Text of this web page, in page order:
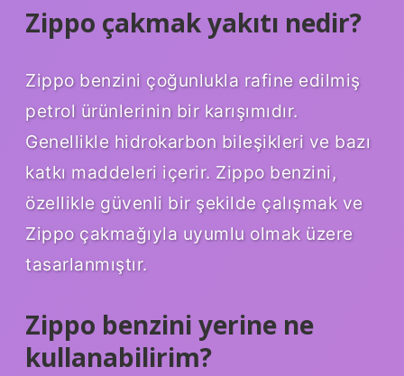
Zippo çakmak yakıtı nedir?
Zippo benzini çoğunlukla rafine edilmiş
petrol ürünlerinin bir karışımıdır.
Genellikle hidrokarbon bileşikleri ve bazı
katkı maddeleri içerir. Zippo benzini,
özellikle güvenli bir şekilde çalışmak ve
Zippo çakmağıyla uyumlu olmak üzere
tasarlanmıştır.
Zippo benzini yerine ne
kullanabilirim?